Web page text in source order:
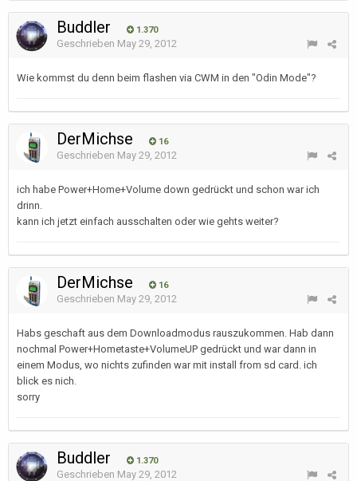
Buddler 1.370
Geschrieben May 29, 2012
Wie kommst du denn beim flashen via CWM in den "Odin Mode"?
DerMichse 16
Geschrieben May 29, 2012
ich habe Power+Home+Volume down gedrückt und schon war ich
drinn.
kann ich jetzt einfach ausschalten oder wie gehts weiter?
DerMichse 16
Geschrieben May 29, 2012
Habs geschaft aus dem Downloadmodus rauszukommen. Hab dann
nochmal Power+Hometaste+VolumeUP gedrückt und war dann in
einem Modus, wo nichts zufinden war mit install from sd card. ich
blick es nich.
sorry
Buddler 1.370
Geschrieben May 29, 2012